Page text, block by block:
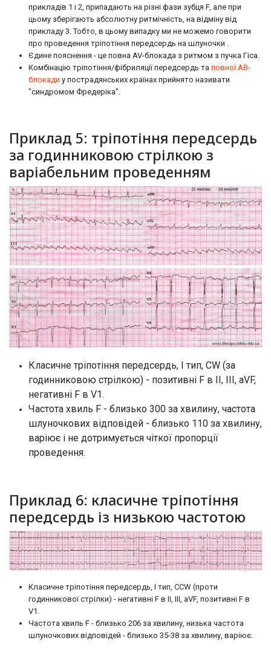
прикладів 1 і 2, припадають на різні фази зубця F, але при
цьому зберігають абсолютну ритмічність, на відміну від
прикладу 3. Тобто, в цьому випадку ми не можемо говорити
про проведення тріпотіння передсердь на шлуночки .
Єдине пояснення - це повна AV-блокада з ритмом з пучка Гіса.
Комбінацію тріпотіння/фібриляції передсердь та повної АВ-
блокади у пострадянських країнах прийнято називати
"синдромом Фредеріка".
Приклад 5: тріпотіння передсердь
за годинниковою стрілкою з
варіабельним проведенням
Класичне тріпотіння передсердь, I тип, CW (за
годинниковою стрілкою) - позитивні F в II, III, aVF,
негативні F в V1.
Частота хвиль F - близько 300 за хвилину, частота
шлуночкових відповідей - близько 110 за хвилину,
варіює і не дотримується чіткої пропорції
проведення.
Приклад 6: класичне тріпотіння
передсердь із низькою частотою
Класичне тріпотіння передсердь, I тип, CCW (проти
годинникової стрілки) - негативні F в II, III, aVF, позитивні F в
V1.
Частота хвиль F - близько 206 за хвилину, низька частота
шлуночкових відповідей - близько 35-38 за хвилину, варіює.